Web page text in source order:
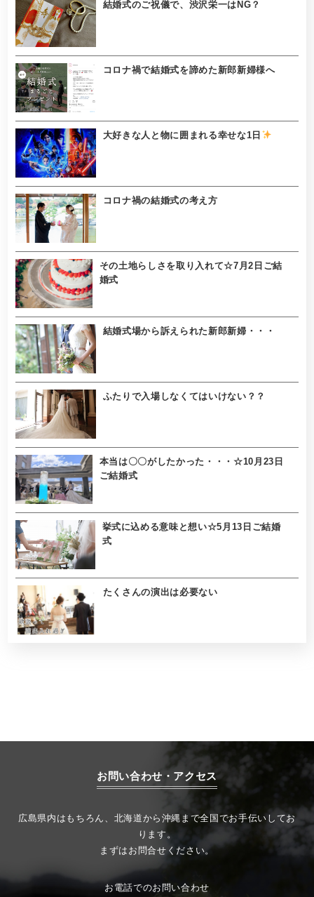
結婚式のご祝儀で、渋沢栄一はNG？
コロナ禍で結婚式を諦めた新郎新婦様へ
大好きな人と物に囲まれる幸せな1日
コロナ禍の結婚式の考え方
その土地らしさを取り入れて☆7月2日ご結
婚式
結婚式場から訴えられた新郎新婦・・・
ふたりで入場しなくてはいけない？？
本当は〇〇がしたかった・・・☆10月23日
ご結婚式
挙式に込める意味と想い☆5月13日ご結婚
式
たくさんの演出は必要ない
お問い合わせ・アクセス
広島県内はもちろん、北海道から沖縄まで全国でお手伝いしてお
ります。
まずはお問合せください。
お電話でのお問い合わせ